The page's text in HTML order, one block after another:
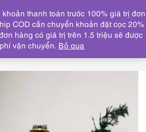
DANH MỤC
BA LÔ/TÚI CÔNG SỞ/CẶP
da trăn-MODE KOARU python leather
thanh toán trước 100% giá trị đơn
COD cần chuyển khoản đặt cọc 20%
hàng có giá trị trên 1.5 triệu sẽ được
vận chuyển. Bỏ qua